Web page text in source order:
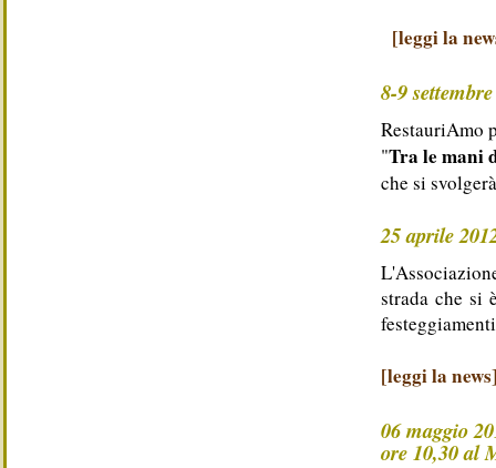
[leggi la
8-9
RestauriAmo
"Tra le mani
che si
25 aprile
strada che si
[leggi la
06 maggio
ore 10,30 al